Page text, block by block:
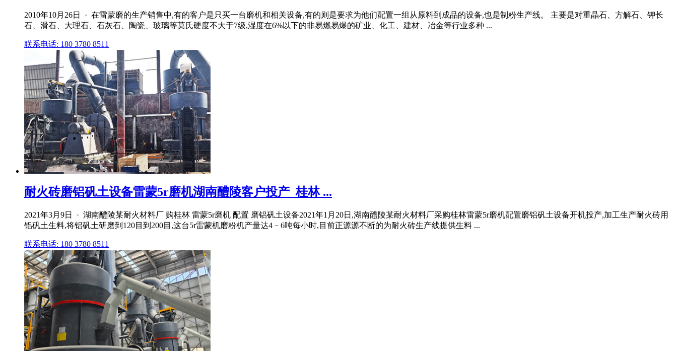
2010年10月26日 · 在雷蒙磨的生产销售中,有的客户是只买一台磨机和相关设备,有的则是要求为他们配置一组从原料到成品的设备,也是制粉生产线。 主要是对重晶石、方解石、钾长
石、滑石、大理石、石灰石、陶瓷、玻璃等莫氏硬度不大于7级,湿度在6%以下的非易燃易爆的矿业、化工、建材、冶金等行业多种 ...
联系电话: 180 3780 8511
耐火砖磨铝矾土设备雷蒙5r磨机湖南醴陵客户投产_桂林 ...
2021年3月9日 · 湖南醴陵某耐火材料厂 购桂林 雷蒙5r磨机 配置 磨铝矾土设备2021年1月20日,湖南醴陵某耐火材料厂采购桂林雷蒙5r磨机配置磨铝矾土设备开机投产,加工生产耐火砖用
铝矾土生料,将铝矾土研磨到120目到200目,这台5r雷蒙机磨粉机产量达4－6吨每小时,目前正源源不断的为耐火砖生产线提供生料 ...
联系电话: 180 3780 8511